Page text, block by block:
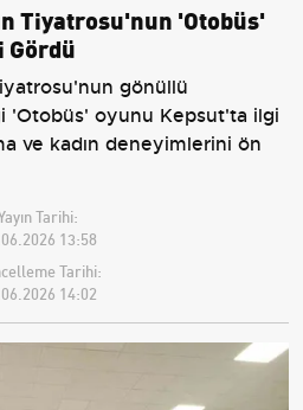
Tiyatrosu'nun 'Otobüs'
Gördü
gönüllü
'Otobüs' oyunu Kepsut'ta ilgi
ve kadın deneyimlerini ön
Tarihi:
13:58
Tarihi:
14:02